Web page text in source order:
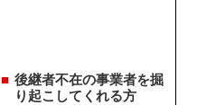
後継者不在の事業者を掘
り起こしてくれる方